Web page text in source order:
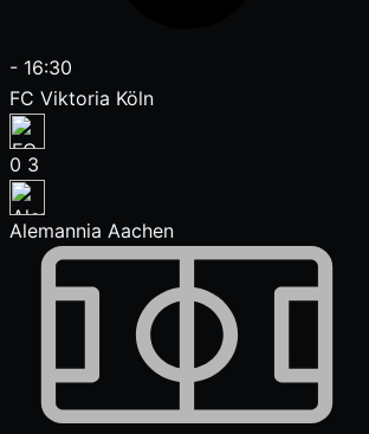
- 16:30
FC Viktoria Köln
0 3
Alemannia Aachen